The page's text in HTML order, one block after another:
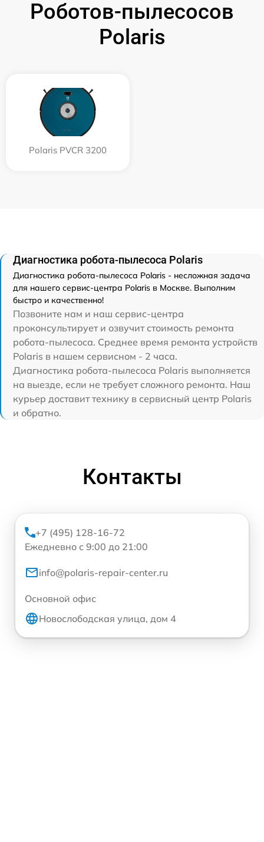
Роботов-пылесосов
Polaris
Polaris PVCR 3200
Диагностика робота-пылесоса Polaris
Диагностика робота-пылесоса Polaris - несложная задача
для нашего сервис-центра Polaris в Москве. Выполним
быстро и качественно!
Позвоните нам и наш сервис-центра
проконсультирует и озвучит стоимость ремонта
робота-пылесоса. Среднее время ремонта устройств
Polaris в нашем сервисном - 2 часа.
Диагностика робота-пылесоса Polaris выполняется
на выезде, если не требует сложного ремонта. Наш
курьер доставит технику в сервисный центр Polaris
и обратно.
Контакты
+7 (495) 128-16-72
Ежедневно с 9:00 до 21:00
info@polaris-repair-center.ru
Основной офис
Новослободская улица, дом 4